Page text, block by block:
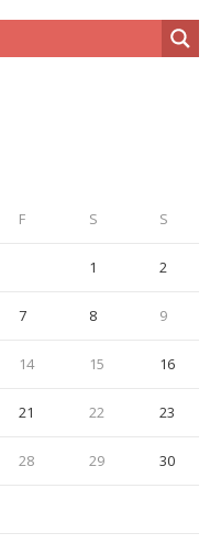
F S S
1 2
7 8 9
14 15 16
21 22 23
28 29 30